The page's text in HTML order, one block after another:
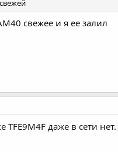
свежее и я ее залил
даже в сети